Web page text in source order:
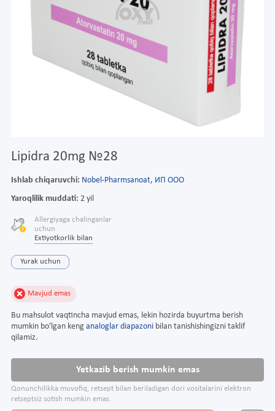
Lipidra 20mg №28
Ishlab chiqaruvchi: Nobel-Pharmsanoat, ИП ООО
Yaroqlilik muddati: 2 yil
Allergiyaga chalinganlar
uchun
Extiyotkorlik bilan
Yurak uchun
Mavjud emas
Bu mahsulot vaqtincha mavjud emas, lekin hozirda buyurtma berish
mumkin bo'lgan keng analoglar diapazoni bilan tanishishingizni taklif
qilamiz.
Yetkazib berish mumkin emas
Qonunchilikka muvofiq, retsept bilan beriladigan dori vositalarini elektron
retseptsiz sotish mumkin emas.